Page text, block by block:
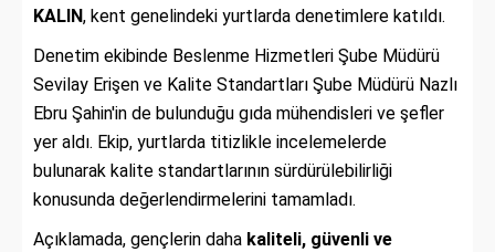
KALIN, kent genelindeki yurtlarda denetimlere katıldı.
Denetim ekibinde Beslenme Hizmetleri Şube Müdürü
Sevilay Erişen ve Kalite Standartları Şube Müdürü Nazlı
Ebru Şahin'in de bulunduğu gıda mühendisleri ve şefler
yer aldı. Ekip, yurtlarda titizlikle incelemelerde
bulunarak kalite standartlarının sürdürülebilirliği
konusunda değerlendirmelerini tamamladı.
Açıklamada, gençlerin daha kaliteli, güvenli ve